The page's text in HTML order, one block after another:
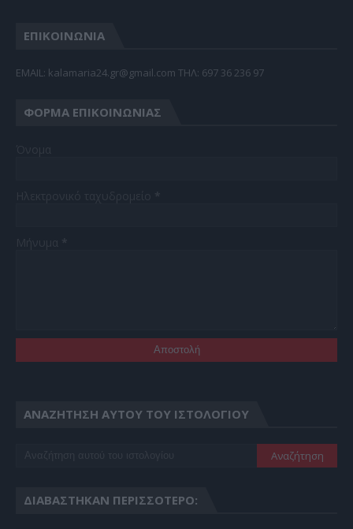
ΕΠΙΚΟΙΝΩΝΙΑ
EMAIL: kalamaria24.gr@gmail.com TΗΛ: 697 36 236 97
ΦΌΡΜΑ ΕΠΙΚΟΙΝΩΝΊΑΣ
ΑΝΑΖΉΤΗΣΗ ΑΥΤΟΎ ΤΟΥ ΙΣΤΟΛΟΓΊΟΥ
ΔΙΑΒΆΣΤΗΚΑΝ ΠΕΡΙΣΣΌΤΕΡΟ: